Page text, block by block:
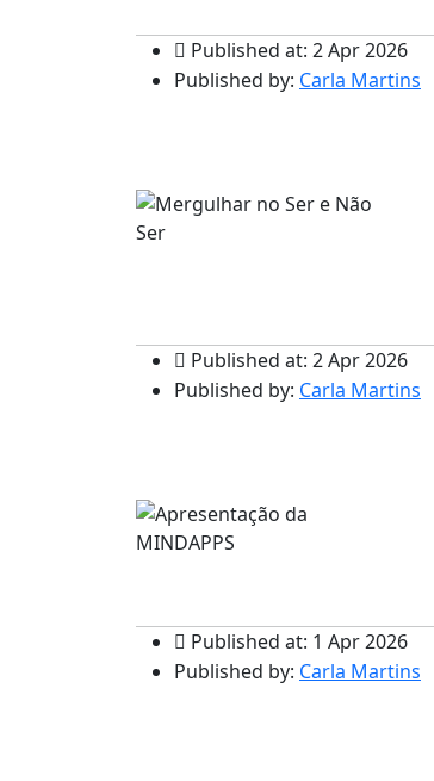
Published at: 2 Apr 2026
Published by: Carla Martins
Published at: 2 Apr 2026
Published by: Carla Martins
Published at: 1 Apr 2026
Published by: Carla Martins